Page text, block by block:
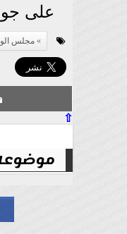
على
مجلس
⇧